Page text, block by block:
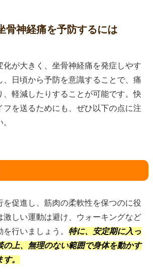
骨神経痛を予防するには
化が大きく、坐骨神経痛を発症しやす
、日頃から予防を意識することで、痛
、軽減したりすることが可能です。快
フを送るためにも、ぜひ以下の点に注
を促進し、筋肉の柔軟性を保つのに役
激しい運動は避け、ウォーキングなど
行いましょう。 特に、安定期に入っ
の上、無理のない範囲で身体を動かす
。